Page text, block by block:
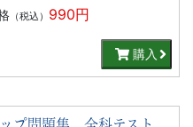
（税込） 990円
購入